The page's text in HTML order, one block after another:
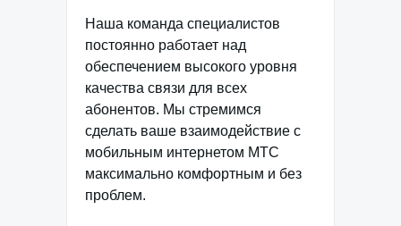
Наша команда специалистов
постоянно работает над
обеспечением высокого уровня
качества связи для всех
абонентов. Мы стремимся
сделать ваше взаимодействие с
мобильным интернетом МТС
максимально комфортным и без
проблем.